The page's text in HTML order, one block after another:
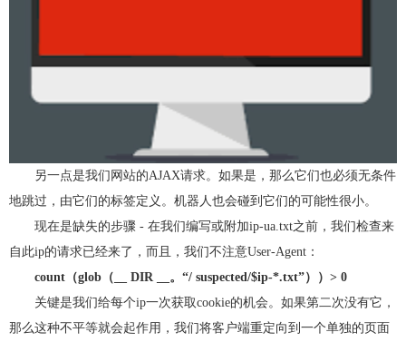
另一点是我们网站的AJAX请求。如果是，那么它们也必须无条件
地跳过，由它们的标签定义。机器人也会碰到它们的可能性很小。
现在是缺失的步骤 - 在我们编写或附加ip-ua.txt之前，我们检查来
自此ip的请求已经来了，而且，我们不注意User-Agent：
count（glob（__ DIR __。“/ suspected/$ip-*.txt”））> 0
关键是我们给每个ip一次获取cookie的机会。如果第二次没有它，
那么这种不平等就会起作用，我们将客户端重定向到一个单独的页面